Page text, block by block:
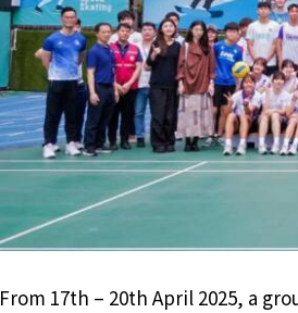
From 17th – 20th April 2025, a